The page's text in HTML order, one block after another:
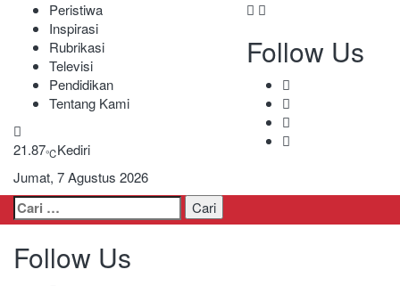
Peristiwa
Inspirasi
Rubrikasi
Televisi
Pendidikan
Tentang Kami
21.87℃Kediri
Jumat, 7 Agustus 2026
Follow Us
Cari
untuk:
Follow Us